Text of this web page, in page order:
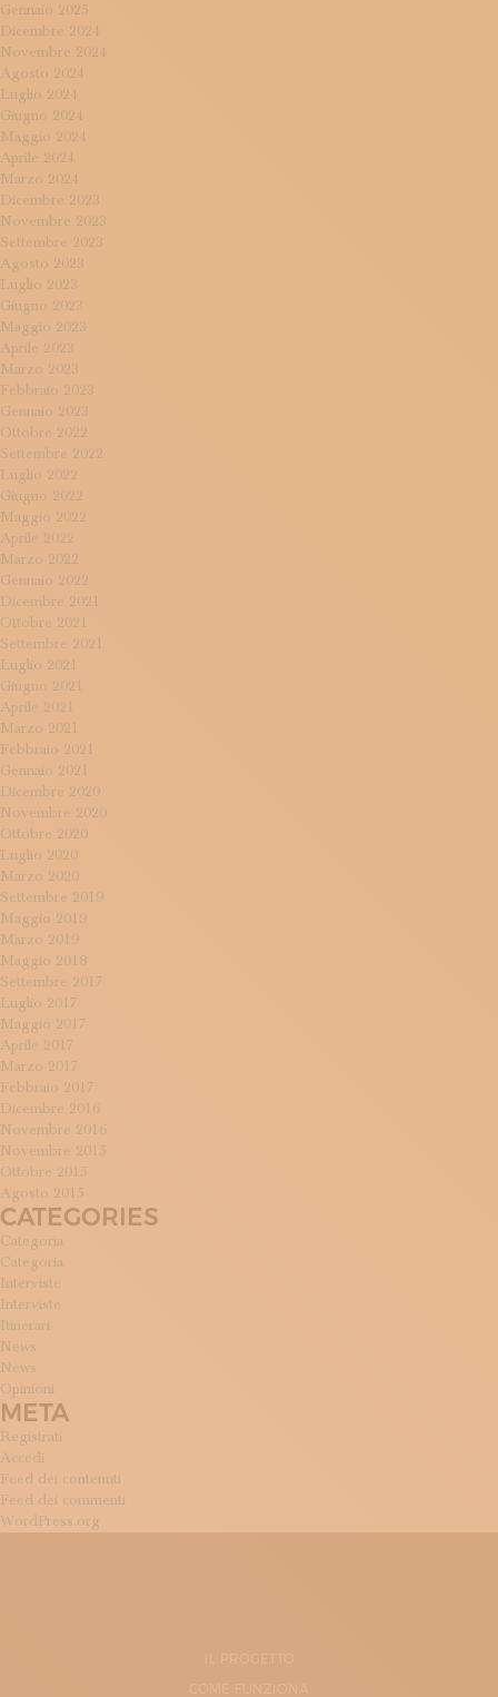
Gennaio 2025
Dicembre 2024
Novembre 2024
Agosto 2024
Luglio 2024
Giugno 2024
Maggio 2024
Aprile 2024
Marzo 2024
Dicembre 2023
Novembre 2023
Settembre 2023
Agosto 2023
Luglio 2023
Giugno 2023
Maggio 2023
Aprile 2023
Marzo 2023
Febbraio 2023
Gennaio 2023
Ottobre 2022
Settembre 2022
Luglio 2022
Giugno 2022
Maggio 2022
Aprile 2022
Marzo 2022
Gennaio 2022
Dicembre 2021
Ottobre 2021
Settembre 2021
Luglio 2021
Giugno 2021
Aprile 2021
Marzo 2021
Febbraio 2021
Gennaio 2021
Dicembre 2020
Novembre 2020
Ottobre 2020
Luglio 2020
Marzo 2020
Settembre 2019
Maggio 2019
Marzo 2019
Maggio 2018
Settembre 2017
Luglio 2017
Maggio 2017
Aprile 2017
Marzo 2017
Febbraio 2017
Dicembre 2016
Novembre 2016
Novembre 2015
Ottobre 2015
Agosto 2015
CATEGORIES
Categoria
Categoria
Interviste
Interviste
Itinerari
News
News
Opinioni
META
Registrati
Accedi
Feed dei contenuti
Feed dei commenti
WordPress.org